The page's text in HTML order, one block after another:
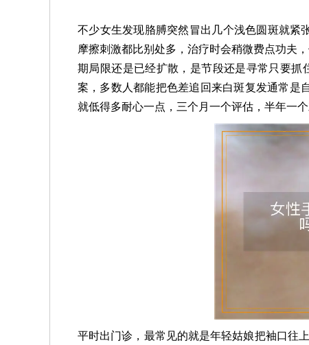
不少女生发现胳膊突然冒出几个浅色圆斑就紧
摩擦刺激都比别处多，治疗时会稍微费点功夫
期局限还是已经扩散，是节段还是寻常只要
案，多数人都能把色差追回来白斑复发通常是
就低得多耐心一点，三个月一个评估，半年一
平时出门诊，最常见的就是年轻姑娘把袖口往